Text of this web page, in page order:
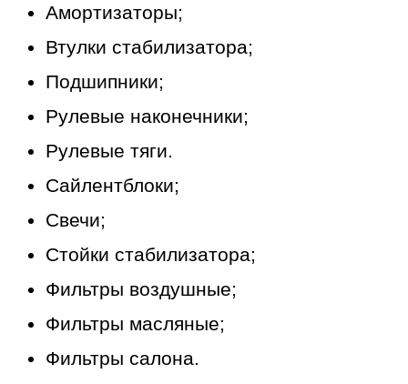
Амортизаторы;
Втулки стабилизатора;
Подшипники;
Рулевые наконечники;
Рулевые тяги.
Сайлентблоки;
Свечи;
Стойки стабилизатора;
Фильтры воздушные;
Фильтры масляные;
Фильтры салона.